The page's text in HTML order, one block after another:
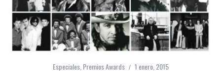
Especiales, Premios Awards 1 enero, 2015